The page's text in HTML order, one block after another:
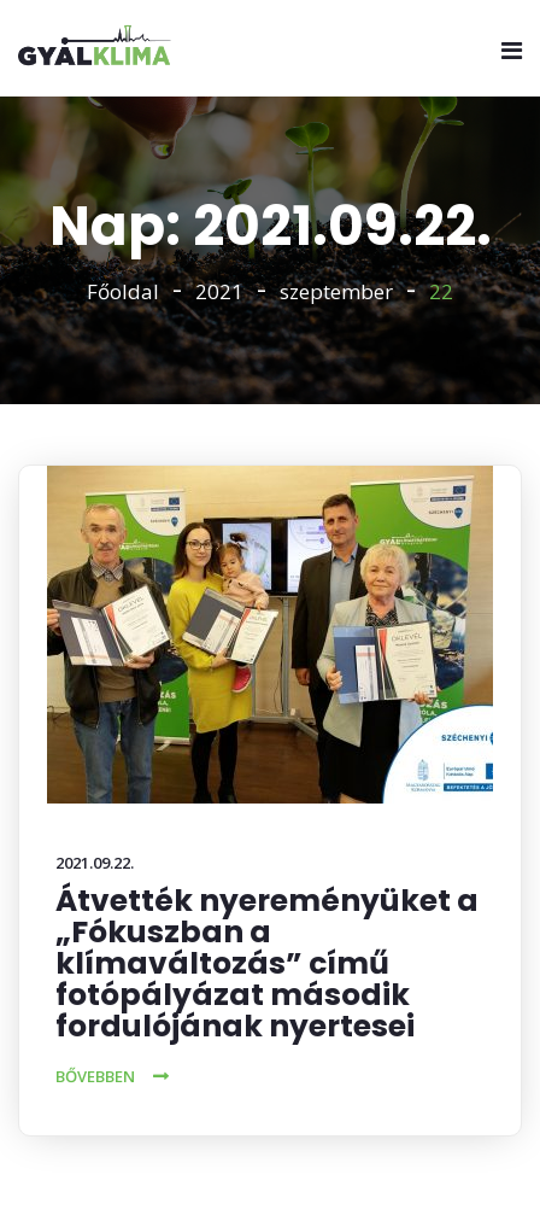
Nap: 2021.09.22.
Főoldal 2021 szeptember 22
2021.09.22.
Átvették nyereményüket a
„Fókuszban a
klímaváltozás” című
fotópályázat második
fordulójának nyertesei
BŐVEBBEN